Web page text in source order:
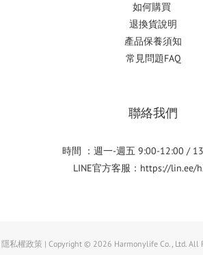
如何購買
退換貨說明
產品保養須知
常見問題FAQ
聯絡我們
時間 ：週一-週五 9:00-12:00 /
LINE官方客服： https://lin.ee/
隱私權政策 | Copyright © 2026 Harmonylife Co., Ltd. All